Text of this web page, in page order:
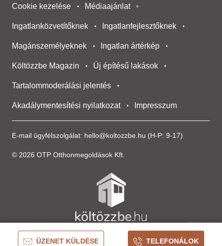
ÜZENET KÜLDÉSE TELEFONÁLOK
E-mail ügyfélszolgálat: hello@koltozzbe.hu (H-P: 9-17)
© 2026 OTP Otthonmegoldások Kft.
Cookie kezelése Médiaajánlat
Ingatlanközvetítőknek Ingatlanfejlesztőknek
Magánszemélyeknek Ingatlan ártérkép
Költözzbe Magazin Új építésű lakások
Tartalommoderálási jelentés
Akadálymentesítési nyilatkozat Impresszum